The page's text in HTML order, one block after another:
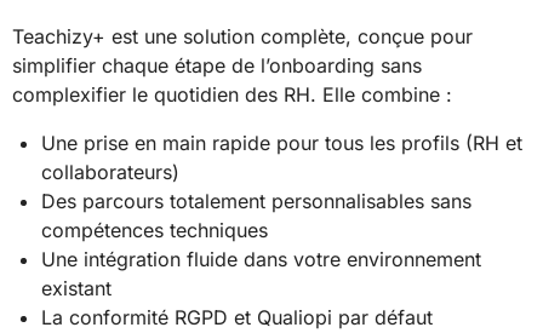
Teachizy+ est une solution complète, conçue pour
simplifier chaque étape de l’onboarding sans
complexifier le quotidien des RH. Elle combine :
Une prise en main rapide pour tous les profils (RH et
collaborateurs)
Des parcours totalement personnalisables sans
compétences techniques
Une intégration fluide dans votre environnement
existant
La conformité RGPD et Qualiopi par défaut